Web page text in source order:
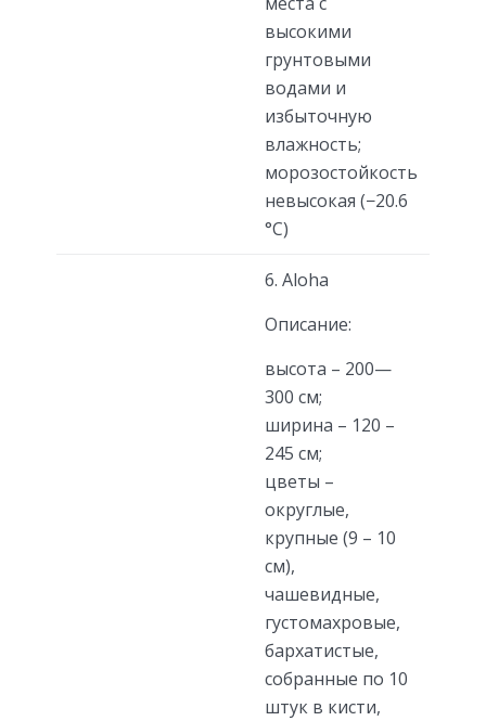
высокими
грунтовыми
водами и
избыточную
влажность;
морозостойкость
невысокая (−20.6
°C)
6. Aloha
Описание:
высота – 200—
300 см;
ширина – 120 –
245 см;
цветы –
округлые,
крупные (9 – 10
см),
чашевидные,
густомахровые,
бархатистые,
собранные по 10
штук в кисти,